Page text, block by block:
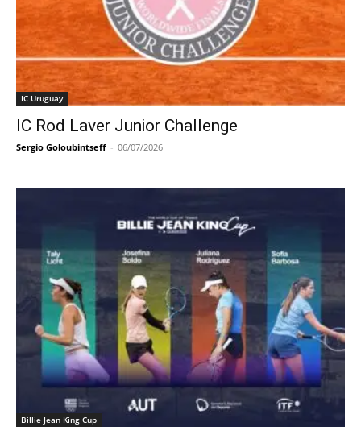
IC Uruguay
IC Rod Laver Junior Challenge
Sergio Goloubintseff - 06/07/2026
Billie Jean King Cup